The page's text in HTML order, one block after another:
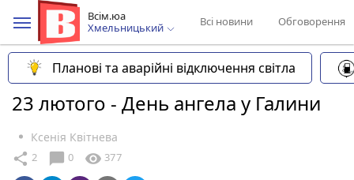
Всім.юа
Хмельницький
Всі новини Обговорення
Планові та аварійні відключення світла
23 лютого - День ангела у Галини
Ксенія Квітнева
share 2 chat_bubble 0 visibility 377